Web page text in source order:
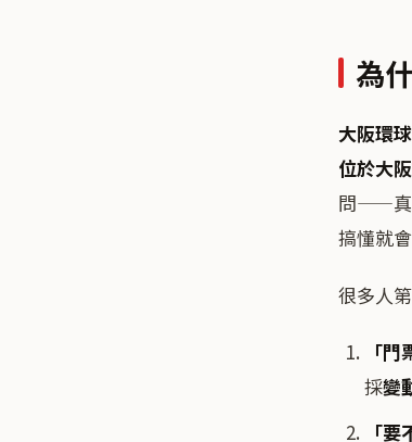
為
大阪環
位於大
問——真
搞懂就
很多人
「
採變
「